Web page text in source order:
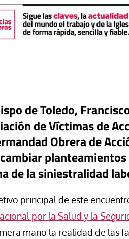
de Toledo,
de Víctimas de
Obrera de
de la siniestralidad
principal de este
por la Salud y la
mano la realidad de las
pide una
más de
#EstáPasando
León XIV
Argentina y
noviembre